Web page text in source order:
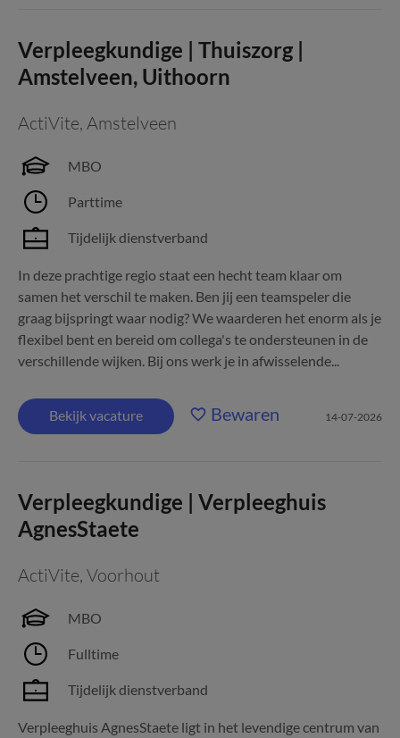
Verpleegkundige | Thuiszorg |
Amstelveen, Uithoorn
ActiVite, Amstelveen
MBO
Parttime
Tijdelijk dienstverband
In deze prachtige regio staat een hecht team klaar om
samen het verschil te maken. Ben jij een teamspeler die
graag bijspringt waar nodig? We waarderen het enorm als je
flexibel bent en bereid om collega's te ondersteunen in de
verschillende wijken. Bij ons werk je in afwisselende...
Bekijk vacature Bewaren 14-07-2026
Verpleegkundige | Verpleeghuis
AgnesStaete
ActiVite, Voorhout
MBO
Fulltime
Tijdelijk dienstverband
Verpleeghuis AgnesStaete ligt in het levendige centrum van